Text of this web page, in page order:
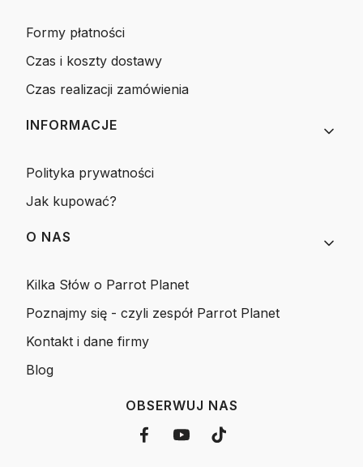
Formy płatności
Czas i koszty dostawy
Czas realizacji zamówienia
INFORMACJE
Polityka prywatności
Jak kupować?
O NAS
Kilka Słów o Parrot Planet
Poznajmy się - czyli zespół Parrot Planet
Kontakt i dane firmy
Blog
OBSERWUJ NAS